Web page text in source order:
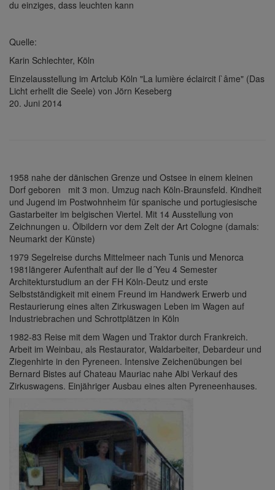
du einziges, dass leuchten kann
Quelle:
Karin Schlechter, Köln
Einzelausstellung im Artclub Köln "La lumière éclaircit l`âme" (Das
Licht erhellt die Seele) von Jörn Keseberg
20. Juni 2014
1958 nahe der dänischen Grenze und Ostsee in einem kleinen
Dorf geboren mit 3 mon. Umzug nach Köln-Braunsfeld. Kindheit
und Jugend im Postwohnheim für spanische und portugiesische
Gastarbeiter im belgischen Viertel. Mit 14 Ausstellung von
Zeichnungen u. Ölbildern vor dem Zelt der Art Cologne (damals:
Neumarkt der Künste)
1979 Segelreise durchs Mittelmeer nach Tunis und Menorca
1981längerer Aufenthalt auf der Ile d´Yeu 4 Semester
Architekturstudium an der FH Köln-Deutz und erste
Selbstständigkeit mit einem Freund im Handwerk Erwerb und
Restaurierung eines alten Zirkuswagen Leben im Wagen auf
Industriebrachen und Schrottplätzen in Köln
1982-83 Reise mit dem Wagen und Traktor durch Frankreich.
Arbeit im Weinbau, als Restaurator, Waldarbeiter, Debardeur und
Ziegenhirte in den Pyreneen. Intensive Zeichenübungen bei
Bernard Bistes auf Chateau Mauriac nahe Albi Verkauf des
Zirkuswagens. Einjähriger Ausbau eines alten Pyreneenhauses.